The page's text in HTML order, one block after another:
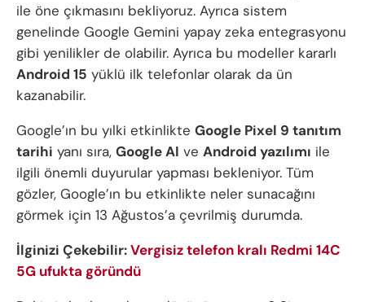
ile öne çıkmasını bekliyoruz. Ayrıca sistem
genelinde Google Gemini yapay zeka entegrasyonu
gibi yenilikler de olabilir. Ayrıca bu modeller kararlı
Android 15 yüklü ilk telefonlar olarak da ün
kazanabilir.
Google’ın bu yılki etkinlikte Google Pixel 9 tanıtım
tarihi yanı sıra, Google AI ve Android yazılımı ile
ilgili önemli duyurular yapması bekleniyor. Tüm
gözler, Google’ın bu etkinlikte neler sunacağını
görmek için 13 Ağustos’a çevrilmiş durumda.
İlginizi Çekebilir:Vergisiz telefon kralı Redmi 14C
5G ufukta göründü